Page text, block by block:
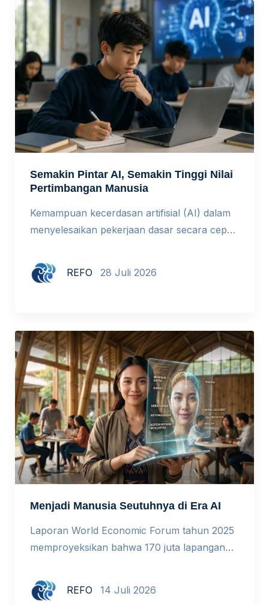
Semakin Pintar AI, Semakin Tinggi Nilai
Pertimbangan Manusia
Kemampuan kecerdasan artifisial (AI) dalam
menyelesaikan pekerjaan dasar secara cepat
kerja tingkat awal di berbagai perusahaan.
Dampak terpenting dari fenomena ini adalah
manusia di dunia kerja. Yang Berubah Bukan
Nilai Manusia, Tetapi Cara Kita Menilainya
Selama bertahun-tahun, sekolah dan dunia
kerja sangat […]
REFO 28 Juli 2026
Menjadi Manusia Seutuhnya di Era AI
Laporan World Economic Forum tahun 2025
memproyeksikan bahwa 170 juta lapangan
juta pekerjaan lain akan tergantikan. Hampir
40% keterampilan yang relevan hari ini
REFO 14 Juli 2026